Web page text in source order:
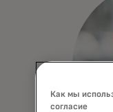
Как мы
согласие